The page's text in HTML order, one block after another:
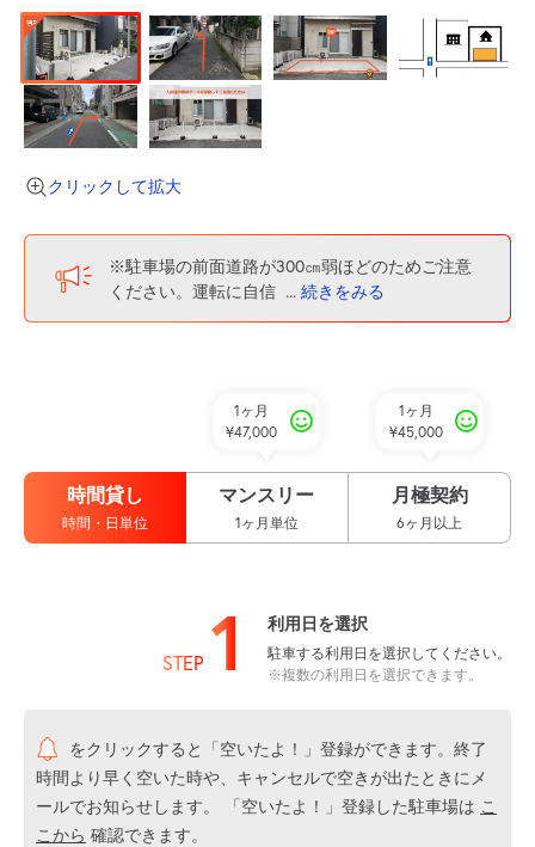
クリックして拡大
※駐車場の前面道路が300㎝弱ほどのためご注意
ください。運転に自信 ... 続きをみる
時間貸し
時間・日単位
1ヶ月
¥47,000
マンスリー
1ヶ月単位
1ヶ月
¥45,000
月極契約
6ヶ月以上
STEP 1 利用日を選択
駐車する利用日を選択してください。
※複数の利用日を選択できます。
をクリックすると「空いたよ！」登録ができます。終了
時間より早く空いた時や、キャンセルで空きが出たときにメ
ールでお知らせします。 「空いたよ！」登録した駐車場は こ
こから 確認できます。